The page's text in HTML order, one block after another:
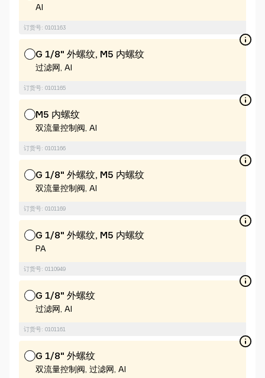
Al
订货号: 0101163
G 1/8" 外螺纹, M5 内螺纹
过滤网, Al
订货号: 0101165
M5 内螺纹
双流量控制阀, Al
订货号: 0101166
G 1/8" 外螺纹, M5 内螺纹
双流量控制阀, Al
订货号: 0101169
G 1/8" 外螺纹, M5 内螺纹
PA
订货号: 0110949
G 1/8" 外螺纹
过滤网, Al
订货号: 0101161
G 1/8" 外螺纹
双流量控制阀, 过滤网, Al